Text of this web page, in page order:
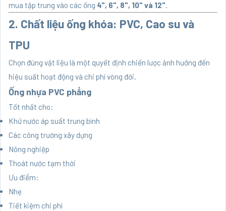
mua tập trung vào các ống 4", 6", 8", 10" và 12".
2. Chất liệu ống khóa: PVC, Cao su và
TPU
Chọn đúng vật liệu là một quyết định chiến lược ảnh hưởng đến
hiệu suất hoạt động và chi phí vòng đời.
Ống nhựa PVC phẳng
Tốt nhất cho:
Khử nước áp suất trung bình
Các công trường xây dựng
Nông nghiệp
Thoát nước tạm thời
Ưu điểm:
Nhẹ
Tiết kiệm chi phí